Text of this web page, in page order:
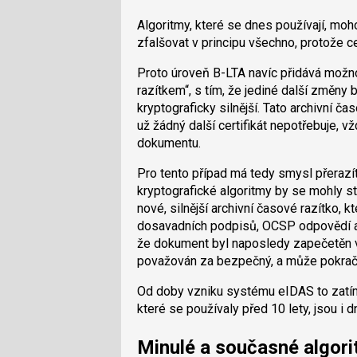
Algoritmy, které se dnes používají,
zfalšovat v principu všechno, protože
Proto úroveň B-LTA navíc přidává
razítkem“, s tím, že jediné další změny
kryptograficky silnější. Tato archivní
už žádný další certifikát nepotřebuje,
dokumentu.
Pro tento případ má tedy smysl
kryptografické algoritmy by se mohly
nové, silnější archivní časové razítko,
dosavadních podpisů, OCSP
že dokument byl naposledy
považován za bezpečný, a může
Od doby vzniku systému eIDAS to
které se používaly před 10 lety, jsou i
Minulé a současné